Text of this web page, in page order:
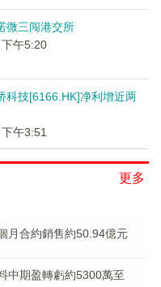
微三闯港交所
午5:20
科技[6166.HK]净利增近两
午3:51
更多
月合約銷售約50.94億元
中期盈轉虧約5300萬至